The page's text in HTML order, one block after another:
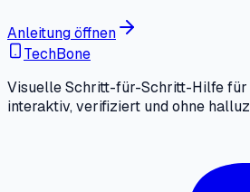
Anleitung öffnen
TechBone
Visuelle Schritt-für-Schritt-Hilfe für
interaktiv, verifiziert und ohne